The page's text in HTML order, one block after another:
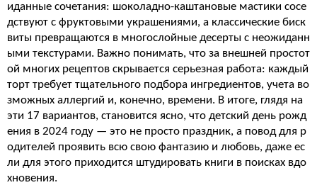
иданные сочетания: шоколадно-каштановые мастики сосе
дствуют с фруктовыми украшениями, а классические биск
виты превращаются в многослойные десерты с неожиданн
ыми текстурами. Важно понимать, что за внешней простот
ой многих рецептов скрывается серьезная работа: каждый
торт требует тщательного подбора ингредиентов, учета во
зможных аллергий и, конечно, времени. В итоге, глядя на
эти 17 вариантов, становится ясно, что детский день рожд
ения в 2024 году — это не просто праздник, а повод для р
одителей проявить всю свою фантазию и любовь, даже ес
ли для этого приходится штудировать книги в поисках вдо
хновения.